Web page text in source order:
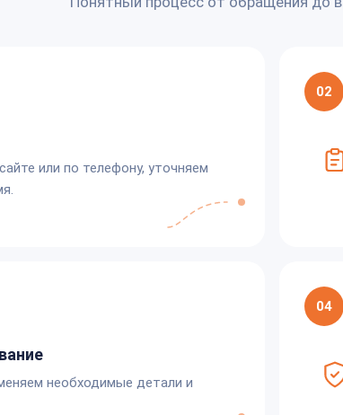
или по телефону, уточняем
02
необходимые детали и
04